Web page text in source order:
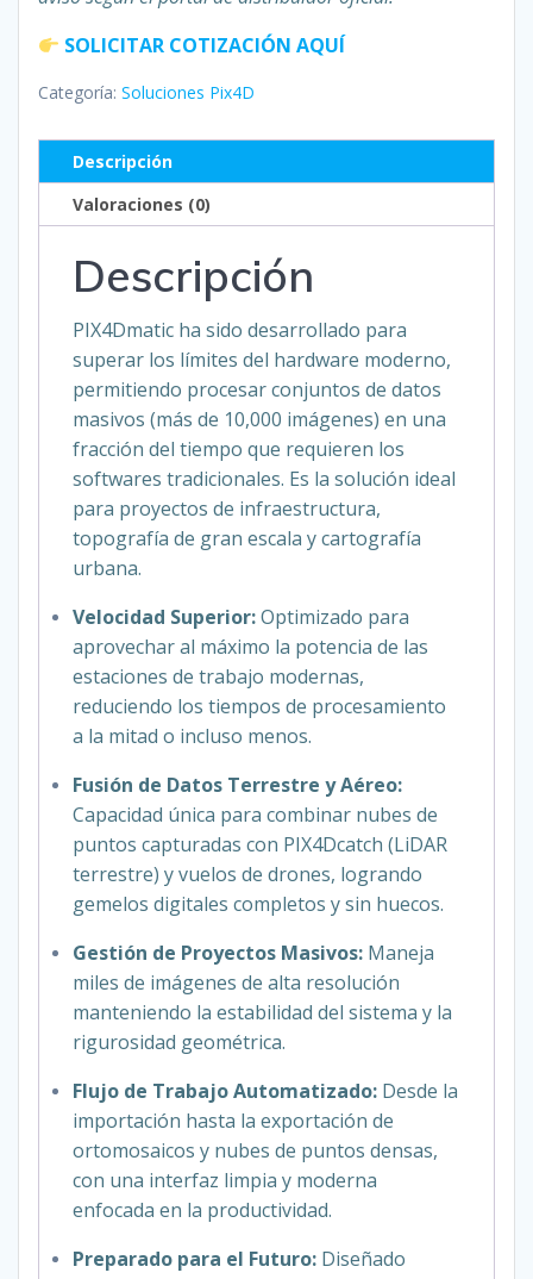
SOLICITAR COTIZACIÓN AQUÍ
Categoría: Soluciones Pix4D
Descripción
Valoraciones (0)
Descripción
PIX4Dmatic ha sido desarrollado para
superar los límites del hardware moderno,
permitiendo procesar conjuntos de datos
masivos (más de 10,000 imágenes) en una
fracción del tiempo que requieren los
softwares tradicionales. Es la solución ideal
para proyectos de infraestructura,
topografía de gran escala y cartografía
urbana.
Velocidad Superior:Optimizado para
aprovechar al máximo la potencia de las
estaciones de trabajo modernas,
reduciendo los tiempos de procesamiento
a la mitad o incluso menos.
Fusión de Datos Terrestre y Aéreo:
Capacidad única para combinar nubes de
puntos capturadas con PIX4Dcatch (LiDAR
terrestre) y vuelos de drones, logrando
gemelos digitales completos y sin huecos.
Gestión de Proyectos Masivos: Maneja
miles de imágenes de alta resolución
manteniendo la estabilidad del sistema y la
rigurosidad geométrica.
Flujo de Trabajo Automatizado: Desde la
importación hasta la exportación de
ortomosaicos y nubes de puntos densas,
con una interfaz limpia y moderna
enfocada en la productividad.
Preparado para el Futuro: Diseñado